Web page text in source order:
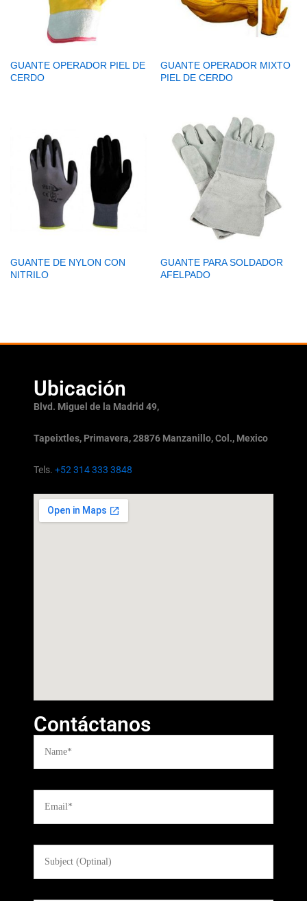
GUANTE OPERADOR PIEL DE
CERDO
GUANTE OPERADOR MIXTO
PIEL DE CERDO
GUANTE DE NYLON CON
NITRILO
GUANTE PARA SOLDADOR
AFELPADO
Ubicación
Blvd. Miguel de la Madrid 49,
Tapeixtles, Primavera, 28876 Manzanillo, Col., Mexico
Tels. +52 314 333 3848
Contáctanos